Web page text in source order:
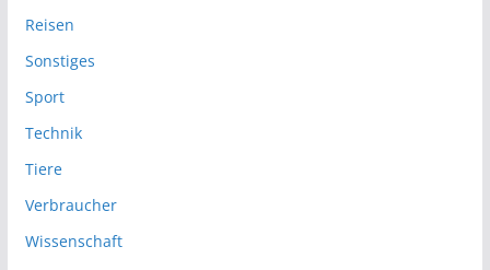
Reisen
Sonstiges
Sport
Technik
Tiere
Verbraucher
Wissenschaft